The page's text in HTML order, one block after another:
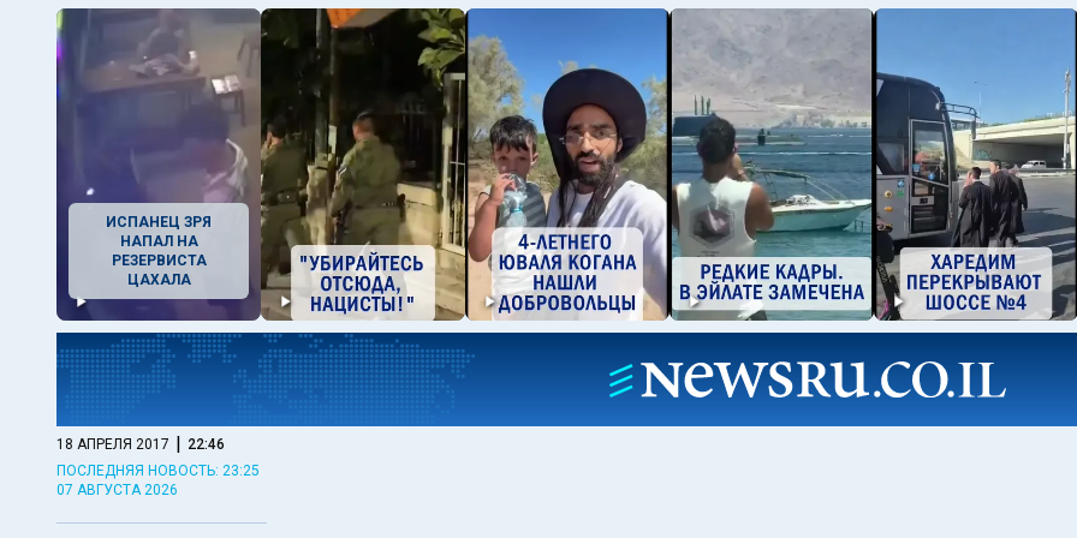
ИСПАНЕЦ ЗРЯ
НАПАЛ НА
РЕЗЕРВИСТА
ЦАХАЛА
18 АПРЕЛЯ 2017 | 22:46
ПОСЛЕДНЯЯ НОВОСТЬ: 23:25
07 АВГУСТА 2026